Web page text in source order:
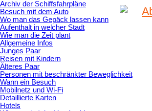
Archiv der Schiffsfahrpläne
Besuch mit dem Auto
Wo man das Gepäck lassen kann
Aufenthalt in welcher Stadt
Wie man die Zeit plant
Allgemeine Infos
Junges Paar
Reisen mit Kindern
Älteres Paar
Personen mit beschränkter Beweglichkeit
Wann ein Besuch
Mobilnetz und Wi-Fi
Detaillierte Karten
Hotels